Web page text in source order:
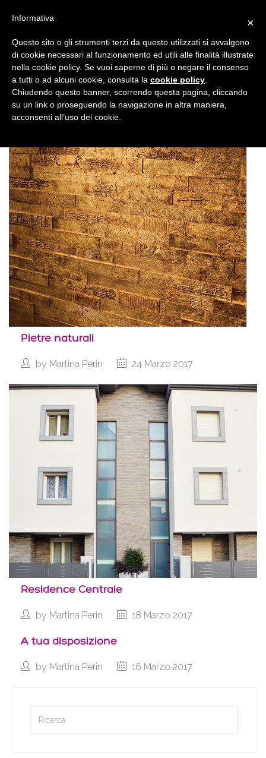
Pietre naturali
by Martina Perin 24 Marzo 2017
Residence Centrale
by Martina Perin 18 Marzo 2017
A tua disposizione
by Martina Perin 16 Marzo 2017
×
Informativa
Questo sito o gli strumenti terzi da questo utilizzati si avvalgono
di cookie necessari al funzionamento ed utili alle finalità illustrate
nella cookie policy. Se vuoi saperne di più o negare il consenso
a tutti o ad alcuni cookie, consulta la cookie policy
Chiudendo questo banner, scorrendo questa pagina, cliccando
su un link o proseguendo la navigazione in altra maniera,
acconsenti all’uso dei cookie.